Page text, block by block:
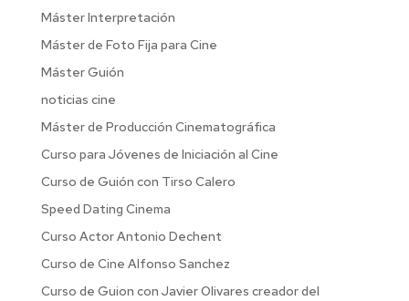
Máster Interpretación
Máster de Foto Fija para Cine
Máster Guión
noticias cine
Máster de Producción Cinematográfica
Curso para Jóvenes de Iniciación al Cine
Curso de Guión con Tirso Calero
Speed Dating Cinema
Curso Actor Antonio Dechent
Curso de Cine Alfonso Sanchez
Curso de Guion con Javier Olivares creador del